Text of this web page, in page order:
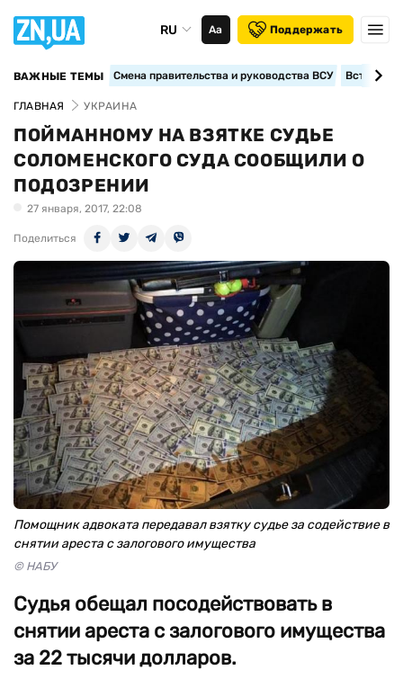
RU Аа Поддержать
ВАЖНЫЕ ТЕМЫ Смена правительства и руководства ВСУ
ГЛАВНАЯ УКРАИНА
ПОЙМАННОМУ НА ВЗЯТКЕ СУДЬЕ
СОЛОМЕНСКОГО СУДА СООБЩИЛИ О
ПОДОЗРЕНИИ
27 января, 2017, 22:08
Поделиться
Помощник адвоката передавал взятку судье за содействие в
снятии ареста с залогового имущества
© НАБУ
Судья обещал посодействовать в
снятии ареста с залогового имущества
за 22 тысячи долларов.